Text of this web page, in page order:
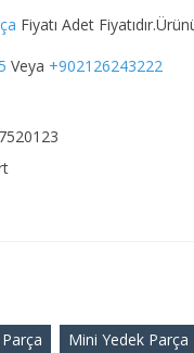
Fiyatı Adet
Veya +902126243222
Mini Yedek Parça